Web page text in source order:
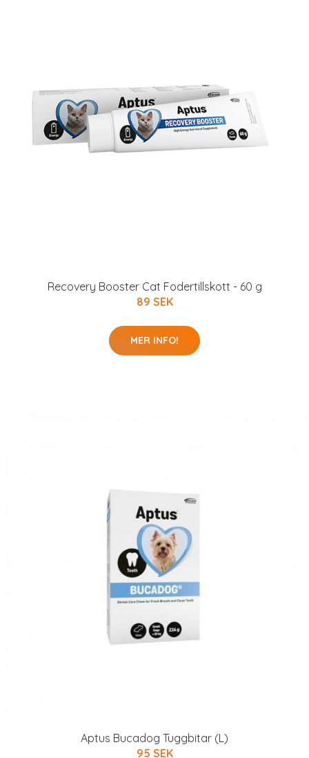
Recovery Booster Cat Fodertillskott - 60 g
89 SEK
MER INFO!
Aptus Bucadog Tuggbitar (L)
95 SEK